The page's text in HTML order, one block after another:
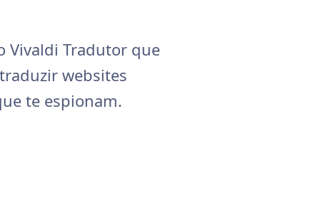
Vivaldi Tradutor que
websites
te espionam.